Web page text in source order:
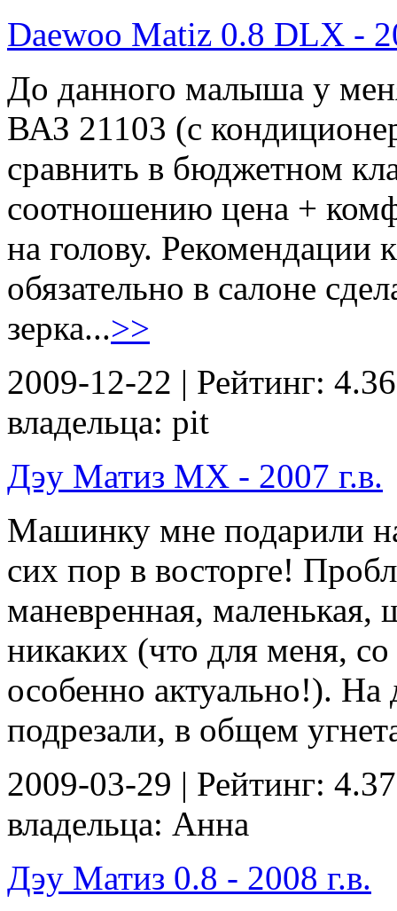
Daewoo Matiz 0.8 DLX -
До данного малыша у
ВАЗ 21103 (с
сравнить в бюджетном
соотношению цена +
на голову. Рекомендации
обязательно в салоне
зерка...>>
2009-12-22 | Рейтинг:
владельца: pit
Дэу Матиз MX - 2007 г.в.
Машинку мне подарили
сих пор в восторге!
маневренная, маленькая,
никаких (что для меня,
особенно актуально!). На
подрезали, в общем
2009-03-29 | Рейтинг:
владельца: Анна
Дэу Матиз 0.8 - 2008 г.в.